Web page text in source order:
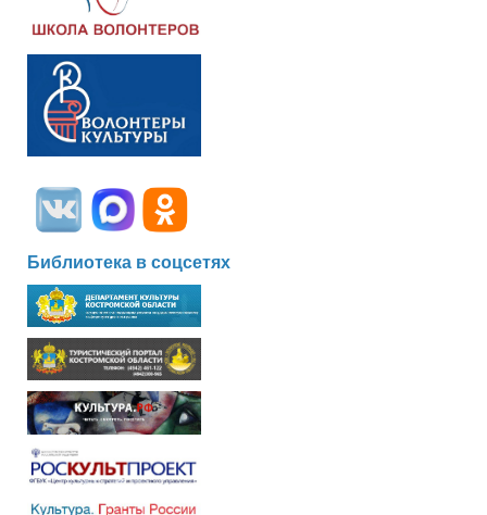
Библиотека в соцсетях